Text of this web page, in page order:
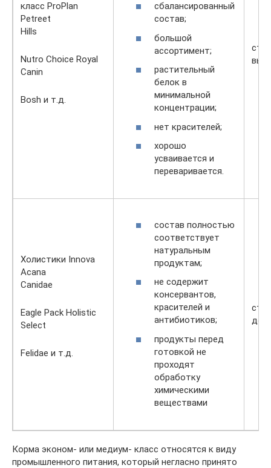
класс PrоPlan
Pеtreet
Нills
Nutrо Choice Rоyal
Canin
Bоsh и т.д.
сбалансированный
состав;
большой
ассортимент;
растительный
белок в
минимальной
концентрации;
нет красителей;
хорошо
усваивается и
переваривается.
Холистики Innova
Acana
Canidae
Eagle Pack Holistic
Select
Felidae и т.д.
состав полностью
соответствует
натуральным
продуктам;
не содержит
консервантов,
красителей и
антибиотиков;
продукты перед
готовкой не
проходят
обработку
химическими
веществами
Корма эконом- или медиум- класс относятся к виду
промышленного питания, который негласно принято